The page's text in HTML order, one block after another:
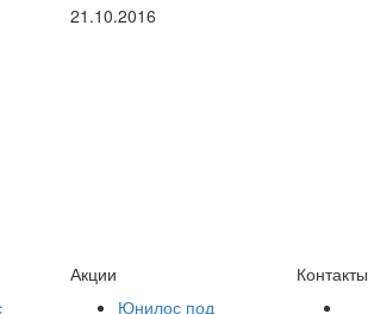
21.10.2016
Акции
Юнилос под
Контакты